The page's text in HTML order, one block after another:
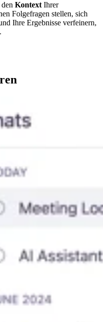
Kontext Ihrer
Folgefragen stellen, sich
Ihre Ergebnisse verfeinern,